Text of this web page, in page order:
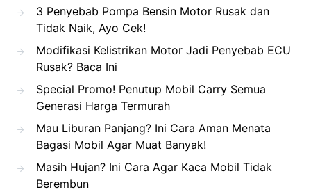
3 Penyebab Pompa Bensin Motor Rusak dan
Tidak Naik, Ayo Cek!
Modifikasi Kelistrikan Motor Jadi Penyebab ECU
Rusak? Baca Ini
Special Promo! Penutup Mobil Carry Semua
Generasi Harga Termurah
Mau Liburan Panjang? Ini Cara Aman Menata
Bagasi Mobil Agar Muat Banyak!
Masih Hujan? Ini Cara Agar Kaca Mobil Tidak
Berembun